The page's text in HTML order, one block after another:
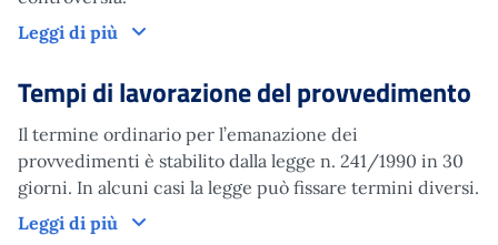
Leggi di più
Domanda
Tempi di lavorazione del provvedimento
Il termine ordinario per l’emanazione dei
provvedimenti è stabilito dalla legge n. 241/1990 in 30
giorni. In alcuni casi la legge può fissare termini diversi.
Leggi di più
Tempi di lavorazione del provvedimento